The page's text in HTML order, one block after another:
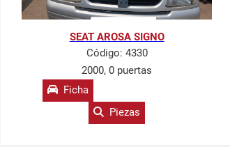
SEAT AROSA SIGNO
Código: 4330
2000, 0 puertas
Ficha
Piezas